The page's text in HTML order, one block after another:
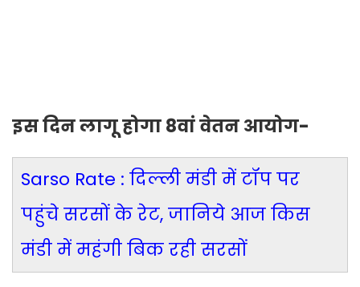
इस दिन लागू होगा 8वां वेतन आयोग-
Sarso Rate : दिल्ली मंडी में टॉप पर
पहुंचे सरसों के रेट, जानिये आज किस
मंडी में महंगी बिक रही सरसों